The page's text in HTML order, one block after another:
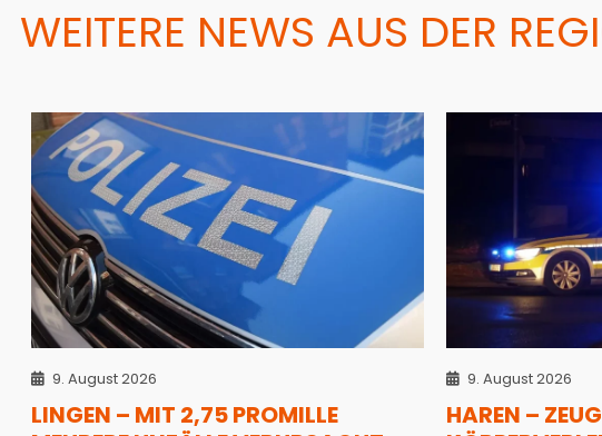
WEITERE NEWS AUS DER
9. August 2026
LINGEN – MIT 2,75 PROMILLE
9. August 2026
HAREN –